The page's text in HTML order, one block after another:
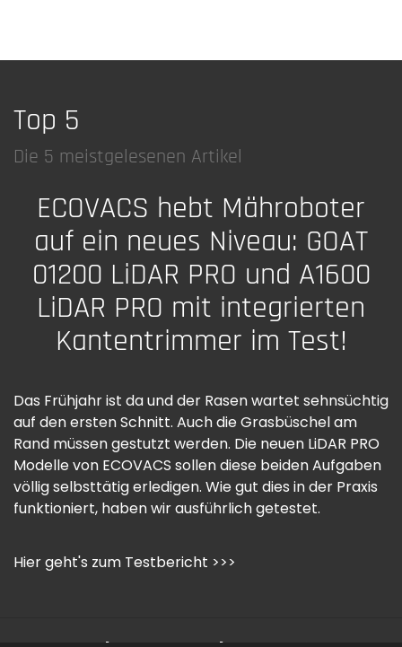
Top 5
Die 5 meistgelesenen Artikel
ECOVACS hebt Mähroboter
auf ein neues Niveau: GOAT
01200 LiDAR PRO und A1600
LiDAR PRO mit integrierten
Kantentrimmer im Test!
Das Frühjahr ist da und der Rasen wartet sehnsüchtig
auf den ersten Schnitt. Auch die Grasbüschel am
Rand müssen gestutzt werden. Die neuen LiDAR PRO
Modelle von ECOVACS sollen diese beiden Aufgaben
völlig selbsttätig erledigen. Wie gut dies in der Praxis
funktioniert, haben wir ausführlich getestet.
Hier geht's zum Testbericht >>>